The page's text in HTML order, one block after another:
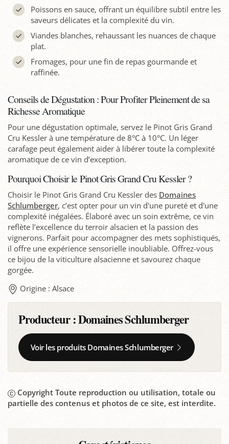
Poissons en sauce, offrant un équilibre subtil entre les
saveurs délicates et la complexité du vin.
Viandes blanches, rehaussant les nuances de chaque
plat.
Fromages, pour une fin de repas gourmande et
raffinée.
Conseils de Dégustation : Pour Profiter Pleinement de sa
Richesse Aromatique
Pour une dégustation optimale, servez le Pinot Gris Grand
Cru Kessler à une température de 8°C à 10°C. Un léger
carafage peut également aider à libérer toute la complexité
aromatique de ce vin d’exception.
Pourquoi Choisir le Pinot Gris Grand Cru Kessler ?
Choisir le Pinot Gris Grand Cru Kessler des Domaines
Schlumberger, c’est opter pour un vin d'une pureté et d'une
complexité inégalées. Élaboré avec un soin extrême, ce vin
reflète l’excellence du terroir alsacien et la passion des
vignerons. Parfait pour accompagner des mets sophistiqués,
il offre une expérience sensorielle inoubliable. Offrez-vous
ce bijou de la viticulture alsacienne et savourez chaque
gorgée.
Origine : Alsace
Producteur :Domaines Schlumberger
Voir les produits Domaines Schlumberger
Copyright Toute reproduction ou utilisation, totale ou
partielle des contenus et photos de ce site, est interdite.